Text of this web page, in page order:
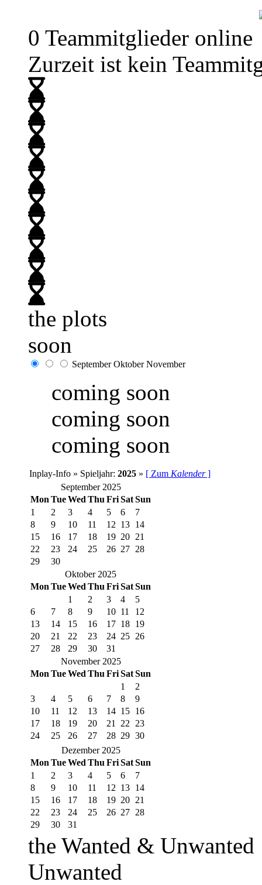
0 Teammitglieder online
Zurzeit ist kein
the plots
soon
September Oktober November
coming soon
coming soon
coming soon
Inplay-Info » Spieljahr: 2025 » [ Zum Kalender]
September 2025
Mon TueWed Thu FriSatSun
1
2 3 4 5 6
7
8
9 10 11 12 13 14
15
16 17 18 19 20 21
22
23 24 25 26 27 28
29
30
Oktober 2025
Mon TueWed Thu FriSatSun
1
2 3 4
5
6
7 8 9 10 11
12
13
14 15 16 17 18 19
20
21 22 23 24 25 26
27
28 29 30
31
November 2025
Mon TueWed Thu FriSatSun
1
2
3
4 5 6 7 8
9
10
11 12 13 14 15 16
17
18 19 20 21 22
23
24
25 26 27 28 29 30
Dezember 2025
Mon TueWed Thu FriSatSun
1
2 3 4 5 6
7
8
9 10 11 12 13 14
15
16 17 18 19 20 21
22
23 24 25 26 27 28
29
30 31
the Wanted & Unwanted
Unwanted